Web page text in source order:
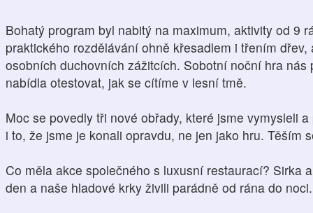
Bohatý program byl nabitý na maximum, aktivity od 9
praktického rozdělávání ohně křesadlem i třením
osobních duchovních zážitcích. Sobotní noční hra nás
nabídla otestovat, jak se cítíme v lesní tmě.
Moc se povedly tři nové obřady, které jsme vymysleli
i to, že jsme je konali opravdu, ne jen jako hru. Těším
Co měla akce společného s luxusní restaurací? Sirka
den a naše hladové krky živili parádně od rána do